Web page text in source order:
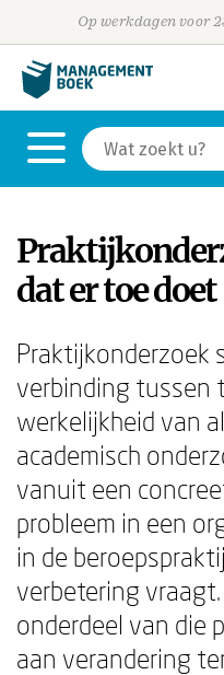
Op werkdagen voor
dat er toe doet
Praktijkonderzoek
verbinding tussen
werkelijkheid van
academisch
vanuit een
probleem in een
in de
verbetering
onderdeel van die
aan verandering